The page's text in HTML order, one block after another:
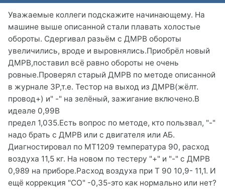
Уважаемые коллеги подскажите начинающему. На
машине выше описанной стали плавать холостые
обороты. Сдергивал разьём с ДМРВ обороты
увеличились, вроде и выровнялись.Приобрёл новый
ДМРВ,поставил всё равно обороты не очень
ровные.Проверял старый ДМРВ по методе описанной
в журнале ЗР,т.е. Тестор на выход из ДМРВ(жёлт.
провод+) и" -" на зелёный, зажигание включено.В
идеале 0,99В
предел 1,035.Есть вопрос по методе, кто пользвал, "-"
надо брать с ДМРВ или с двигателя или АБ.
Диагностировал по МТ1209 температура 90, расход
воздуха 11,5 кг. На новом по тестеру "+" и "-" с ДМРВ
0,989 на приборе.Расход воздуха при Т 90 10,9- 11,1. И
ещё коррекция "СО" -0,35-это как нормально или нет?